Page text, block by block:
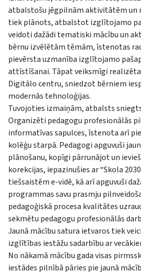
atbalstošu jēgpilnām aktivitātēm un
tiek plānots, atbalstot izglītojamo
veidoti dažādi tematiski mācību un
bērnu izvēlētām tēmām, īstenotas
pievērsta uzmanība izglītojamo
attīstīšanai. Tāpat veiksmīgi
Digitālo centru, sniedzot bērniem
modernās tehnoloģijas.
Tuvojoties izmaiņām, atbalsts
Organizēti pedagogu profesionālās
informatīvas sapulces, īstenota arī
kolēģu starpā. Pedagogi apguvuši
plānošanu, kopīgi pārrunājot un
korekcijas, iepazinušies ar “Skola
tiešsaistēm e-vidē, kā arī apguvuši
programmas savu prasmju
pedagoģiskā procesa kvalitātes
sekmētu pedagogu profesionālās
Jaunā mācību satura ietvaros tiek
izglītības iestāžu sadarbību ar
No nākamā mācību gada visas
iestādes pilnībā pāries pie jaunā